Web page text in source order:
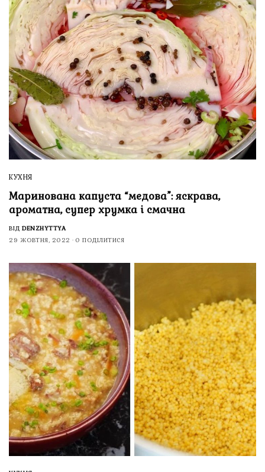
КУХНЯ
Маринована капуста “медова”: яскрава,
ароматна, супер хрумка і смачна
ВІД DENZHYTTYA
29 ЖОВТНЯ, 2022
0 ПОДІЛИТИСЯ